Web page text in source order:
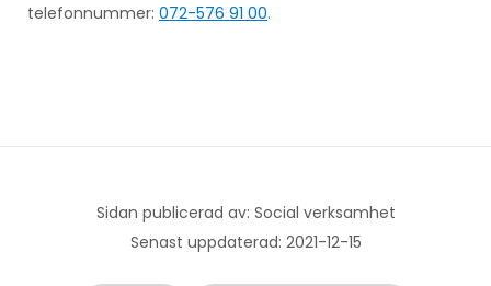
telefonnummer: 072-576 91 00.
Sidan publicerad av: Social verksamhet
Senast uppdaterad: 2021-12-15